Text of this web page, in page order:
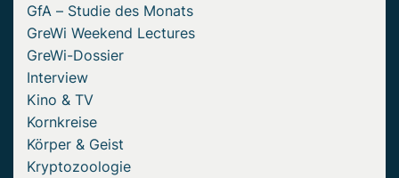
GfA – Studie des Monats
GreWi Weekend Lectures
GreWi-Dossier
Interview
Kino & TV
Kornkreise
Körper & Geist
Kryptozoologie